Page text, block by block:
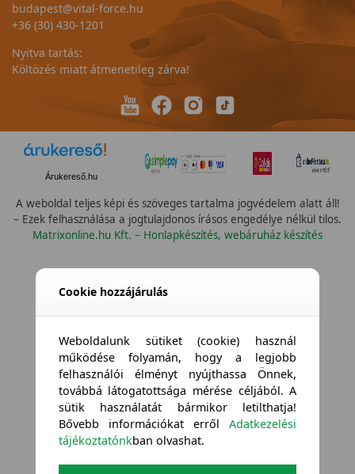
budapest@vital-force.hu
+36 (30) 430-1201
Nyitva tartás:
Költözés miatt átmenetileg zárva!
Árukereső.hu
A weboldal teljes képi és szöveges tartalma jogvédelem alatt áll!
– Ezek felhasználása a jogtulajdonos írásos engedélye nélkül tilos.
Matrixonline.hu Kft. – Honlapkészítés, webáruház készítés
Cookie hozzájárulás
Weboldalunk sütiket (cookie) használ
működése folyamán, hogy a legjobb
felhasználói élményt nyújthassa Önnek,
továbbá látogatottsága mérése céljából. A
sütik használatát bármikor letilthatja!
Bővebb információkat errőlAdatkezelési
tájékoztatónkban olvashat.
Összes vízállóság